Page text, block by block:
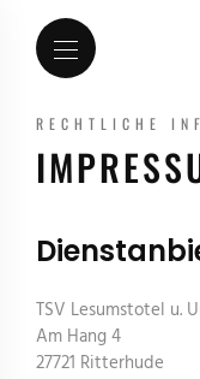
RECHTLICHE
TSV Lesumstotel u.
Am Hang 4
27721 Ritterhude